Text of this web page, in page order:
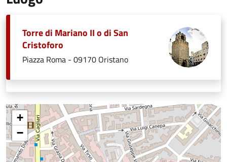
Torre di Mariano II o di San
Cristoforo
Piazza Roma - 09170 Oristano
+
−